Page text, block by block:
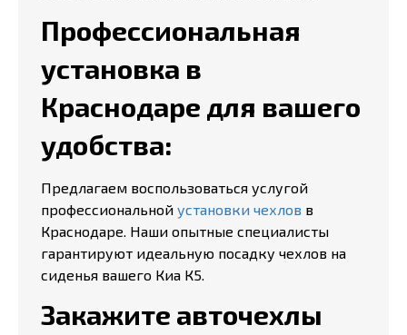
Профессиональная
установка в
Краснодаре для вашего
удобства:
Предлагаем воспользоваться услугой
профессиональной установки чехлов в
Краснодаре. Наши опытные специалисты
гарантируют идеальную посадку чехлов на
сиденья вашего Киа К5.
Закажите авточехлы